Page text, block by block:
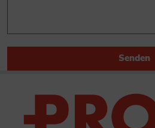
Senden